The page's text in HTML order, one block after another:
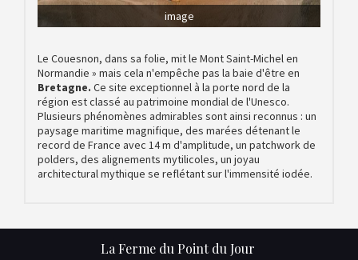
image
Le Couesnon, dans sa folie, mit le Mont Saint-Michel en
Normandie » mais cela n'empêche pas la baie d'être en
Bretagne. Ce site exceptionnel à la porte nord de la
région est classé au patrimoine mondial de l'Unesco.
Plusieurs phénomènes admirables sont ainsi reconnus : un
paysage maritime magnifique, des marées détenant le
record de France avec 14 m d'amplitude, un patchwork de
polders, des alignements mytilicoles, un joyau
architectural mythique se reflétant sur l'immensité iodée.
La Ferme du Point du Jour